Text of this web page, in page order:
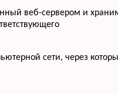
веб-сервером и
сети, через